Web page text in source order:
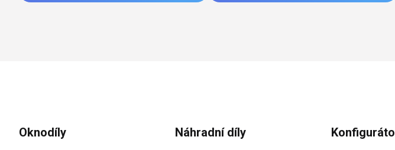
Zápatí
Oknodíly Náhradní díly